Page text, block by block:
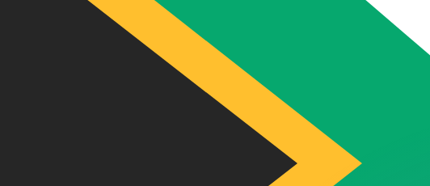
Parla oggi con un esperto di valute.
Possiamo battere i tassi dei
Per il nostro convertitore utilizziamo il tasso medio di mercato.
Verifica i tassi di cambio per i trasferimenti.
Sapevi che puoi inviare denaro all'estero con Xe?